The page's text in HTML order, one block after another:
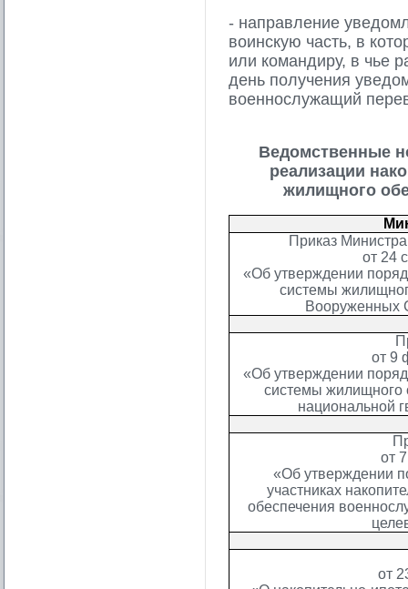
- направление
воинскую часть, в
или командиру, в чье
день получения
военнослужащий
Ведомственные
реализации
жилищного
Приказ
от 24
«Об утверждении
системы
Вооруженных
от 9
«Об утверждении
системы жилищного
национальной
от
«Об утверждении
участниках
обеспечения
от